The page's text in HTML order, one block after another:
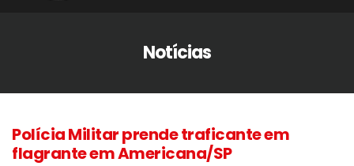
Notícias
Polícia Militar prende traficante em
flagrante em Americana/SP